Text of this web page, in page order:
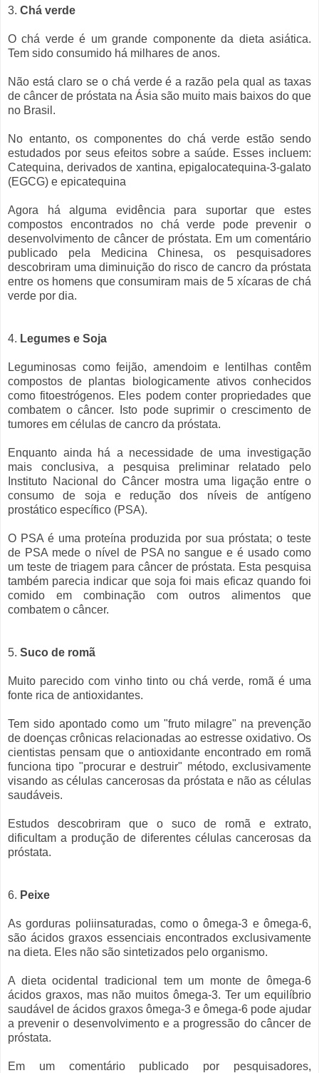
3. Chá verde
O chá verde é um grande componente da dieta asiática.
Tem sido consumido há milhares de anos.
Não está claro se o chá verde é a razão pela qual as taxas
de câncer de próstata na Ásia são muito mais baixos do que
no Brasil.
No entanto, os componentes do chá verde estão sendo
estudados por seus efeitos sobre a saúde. Esses incluem:
Catequina, derivados de xantina, epigalocatequina-3-galato
(EGCG) e epicatequina
Agora há alguma evidência para suportar que estes
compostos encontrados no chá verde pode prevenir o
desenvolvimento de câncer de próstata. Em um comentário
publicado pela Medicina Chinesa, os pesquisadores
descobriram uma diminuição do risco de cancro da próstata
entre os homens que consumiram mais de 5 xícaras de chá
verde por dia.
4. Legumes e Soja
Leguminosas como feijão, amendoim e lentilhas contêm
compostos de plantas biologicamente ativos conhecidos
como fitoestrógenos. Eles podem conter propriedades que
combatem o câncer. Isto pode suprimir o crescimento de
tumores em células de cancro da próstata.
Enquanto ainda há a necessidade de uma investigação
mais conclusiva, a pesquisa preliminar relatado pelo
Instituto Nacional do Câncer mostra uma ligação entre o
consumo de soja e redução dos níveis de antígeno
prostático específico (PSA).
O PSA é uma proteína produzida por sua próstata; o teste
de PSA mede o nível de PSA no sangue e é usado como
um teste de triagem para câncer de próstata. Esta pesquisa
também parecia indicar que soja foi mais eficaz quando foi
comido em combinação com outros alimentos que
combatem o câncer.
5. Suco de romã
Muito parecido com vinho tinto ou chá verde, romã é uma
fonte rica de antioxidantes.
Tem sido apontado como um "fruto milagre" na prevenção
de doenças crônicas relacionadas ao estresse oxidativo. Os
cientistas pensam que o antioxidante encontrado em romã
funciona tipo "procurar e destruir" método, exclusivamente
visando as células cancerosas da próstata e não as células
saudáveis.
Estudos descobriram que o suco de romã e extrato,
dificultam a produção de diferentes células cancerosas da
próstata.
6. Peixe
As gorduras poliinsaturadas, como o ômega-3 e ômega-6,
são ácidos graxos essenciais encontrados exclusivamente
na dieta. Eles não são sintetizados pelo organismo.
A dieta ocidental tradicional tem um monte de ômega-6
ácidos graxos, mas não muitos ômega-3. Ter um equilíbrio
saudável de ácidos graxos ômega-3 e ômega-6 pode ajudar
a prevenir o desenvolvimento e a progressão do câncer de
próstata.
Em um comentário publicado por pesquisadores,